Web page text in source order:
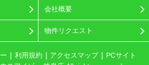
会社概要
物件リクエスト
利用規約 アクセスマップ
PCサイト